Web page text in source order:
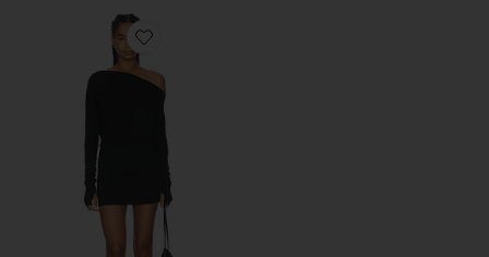
Favorite FLORRIE ドレス